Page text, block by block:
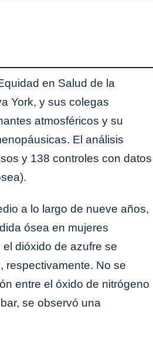
en Salud de la
York, y sus colegas
atmosféricos y su
El análisis
y 138 controles con datos
a lo largo de nueve años,
ósea en mujeres
dióxido de azufre se
respectivamente. No se
entre el óxido de nitrógeno
se observó una